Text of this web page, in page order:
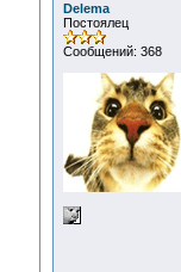
Delema
Постоялец
Сообщений: 368